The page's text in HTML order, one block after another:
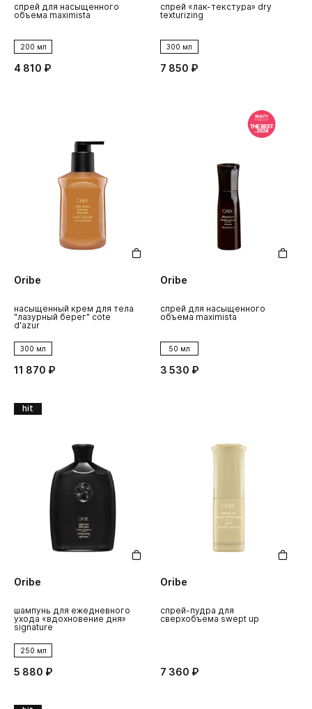
спрей для насыщенного
объема maximista
200 мл
4 810 ₽
спрей «лак-текстура» dry
texturizing
300 мл
7 850 ₽
Oribe
насыщенный крем для тела
"лазурный берег" cote
d'azur
300 мл
11 870 ₽
Oribe
спрей для насыщенного
объема maximista
50 мл
3 530 ₽
hit
Oribe
шампунь для ежедневного
ухода «вдохновение дня»
signature
250 мл
5 880 ₽
Oribe
спрей-пудра для
сверхобъема swept up
7 360 ₽